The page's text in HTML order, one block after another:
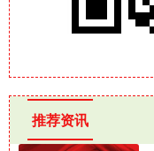
推荐资讯